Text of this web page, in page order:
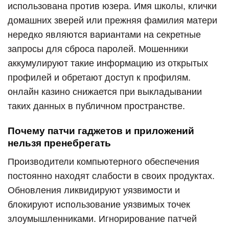
использована против юзера. Имя школы, клички
домашних зверей или прежняя фамилия матери
нередко являются вариантами на секретные
запросы для сброса паролей. Мошенники
аккумулируют такие информацию из открытых
профилей и обретают доступ к профилям.
онлайн казино снижается при выкладывании
таких данных в публичном пространстве.
Почему патчи гаджетов и приложений
нельзя пренебрегать
Производители компьютерного обеспечения
постоянно находят слабости в своих продуктах.
Обновления ликвидируют уязвимости и
блокируют использование уязвимых точек
злоумышленниками. Игнорирование патчей